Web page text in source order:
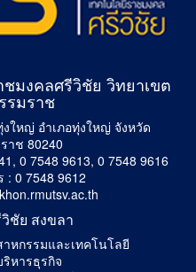
มงคลศรีวิชัย วิทยาเขต
รมราช
ใหญ่ อำเภอทุ่งใหญ่ จังหวัด
าช 80240
0 7548 9613, 0 7548 9616
: 0 7548 9612
ชัย สงขลา
หกรรมและเทคโนโลยี
หารธุรกิจ